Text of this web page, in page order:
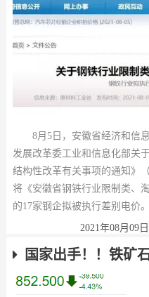
8月5日，安徽省经济和信息
发展改革委工业和信息化部关
结构性改革有关事项的通知》
将《安徽省钢铁行业限制类、
的17家钢企拟被执行差别电价
2021年08月09日
国家出手！！铁矿